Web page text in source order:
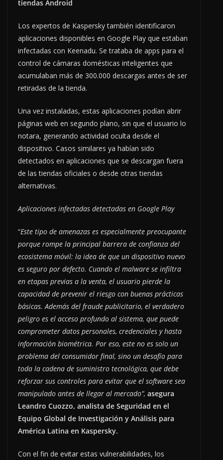
tiendas Android
Los expertos de Kaspersky también identificaron
aplicaciones disponibles en Google Play que estaban
infectadas con Keenadu. Se trataba de apps para el
control de cámaras domésticas inteligentes que
acumulaban más de 300.000 descargas antes de ser
retiradas de la tienda.
Una vez instaladas, estas aplicaciones podían abrir
páginas web en segundo plano, sin que el usuario lo
notara, generando actividad oculta desde el
dispositivo. Casos similares ya habían sido
detectados en aplicaciones que se descargan fuera
de las tiendas oficiales o desde otras tiendas
alternativas.
Aplicaciones infectadas detectadas en Google Play
“Este tipo de amenazas es especialmente preocupante
porque rompe la principal barrera de confianza del
ecosistema móvil: la idea de que un dispositivo nuevo
es seguro por defecto. Cuando el malware se infiltra
en etapas previas a la venta, el usuario pierde la
capacidad de prevenir el riesgo con buenas prácticas
básicas. Además del fraude publicitario, el verdadero
peligro es el acceso profundo al sistema, que puede
comprometer datos personales, credenciales y hasta
información biométrica. Por eso, este no es solo un
problema del consumidor final, sino un desafío para
toda la cadena de suministro tecnológica, que debe
reforzar sus controles para evitar que el software sea
manipulado antes de llegar al mercado”, asegura
Leandro Cuozzo, analista de Seguridad en el
Equipo Global de Investigación y Análisis para
América Latina en Kaspersky.
Con el fin de evitar estas vulnerabilidades, los